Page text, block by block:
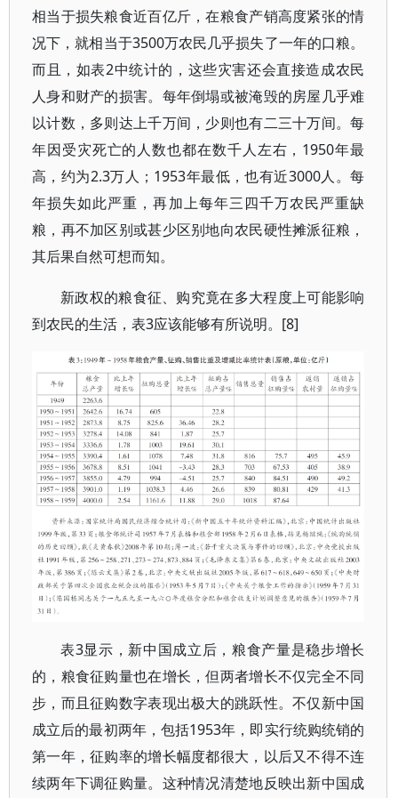
相当于损失粮食近百亿斤，在粮食产销高度紧张的情
况下，就相当于3500万农民几乎损失了一年的口粮。
而且，如表2中统计的，这些灾害还会直接造成农民
人身和财产的损害。每年倒塌或被淹毁的房屋几乎难
以计数，多则达上千万间，少则也有二三十万间。每
年因受灾死亡的人数也都在数千人左右，1950年最
高，约为2.3万人；1953年最低，也有近3000人。每
年损失如此严重，再加上每年三四千万农民严重缺
粮，再不加区别或甚少区别地向农民硬性摊派征粮，
其后果自然可想而知。
新政权的粮食征、购究竟在多大程度上可能影响
到农民的生活，表3应该能够有所说明。[8]
表3显示，新中国成立后，粮食产量是稳步增长
的，粮食征购量也在增长，但两者增长不仅完全不同
步，而且征购数字表现出极大的跳跃性。不仅新中国
成立后的最初两年，包括1953年，即实行统购统销的
第一年，征购率的增长幅度都很大，以后又不得不连
续两年下调征购量。这种情况清楚地反映出新中国成